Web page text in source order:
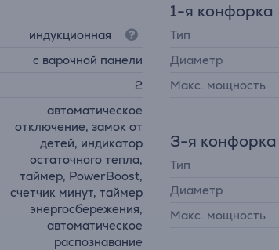
индукционная
с варочной панели
2
автоматическое
отключение, замок от
детей, индикатор
остаточного тепла,
таймер, PowerBoost,
счетчик минут, таймер
энергосбережения,
автоматическое
распознавание
1-я конфорка
Тип
Диаметр
Макс. мощность
3-я конфорка
Тип
Диаметр
Макс. мощность